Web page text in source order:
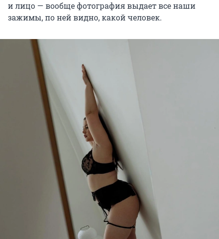
и лицо — вообще фотография выдает все наши
зажимы, по ней видно, какой человек.